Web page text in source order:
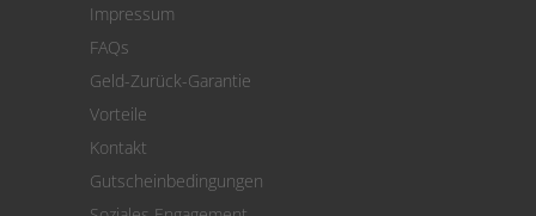
Cookie Einstellungen
Impressum
FAQs
Geld-Zurück-Garantie
Vorteile
Kontakt
Gutscheinbedingungen